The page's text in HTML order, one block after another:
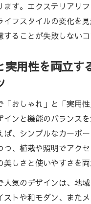
す。エクステリアリフ
イフスタイルの変化を
ることが失敗しないコ
実用性を両立す
「おしゃれ」と「実用
インと機能のバランス
ば、シンプルなカーポ
つ、植栽や照明でアク
美しさと使いやすさを両
人気のデザインは、地
ストや和モダン、また